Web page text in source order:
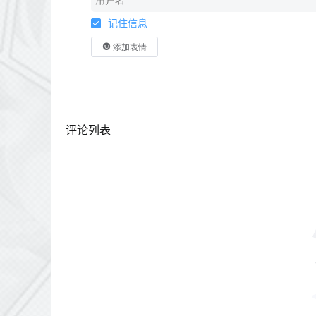
记住信息
添加表情
评论列表